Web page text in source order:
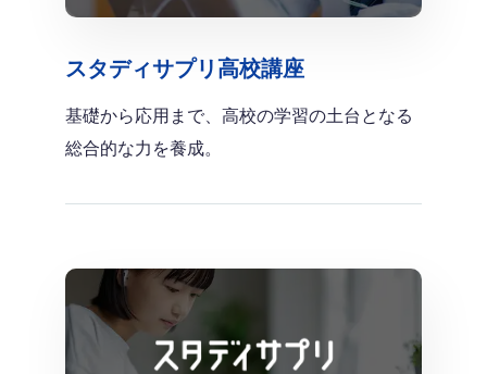
スタディサプリ高校講座
基礎から応用まで、高校の学習の土台となる
総合的な力を養成。